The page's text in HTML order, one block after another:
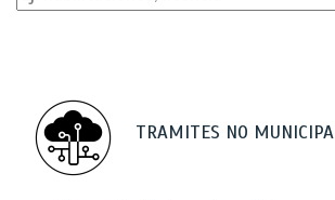
TRAMITES NO